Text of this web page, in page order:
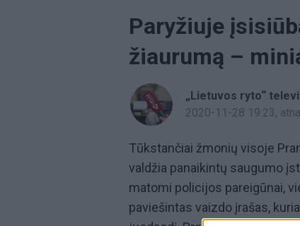
Paryžiuje
žiaurumą –
„Lietuvos ryto“
2020-11-28 19:23,
Tūkstančiai žmonių visoje
valdžia panaikintų saugumo
matomi policijos pareigūnai,
paviešintas vaizdo įrašas,